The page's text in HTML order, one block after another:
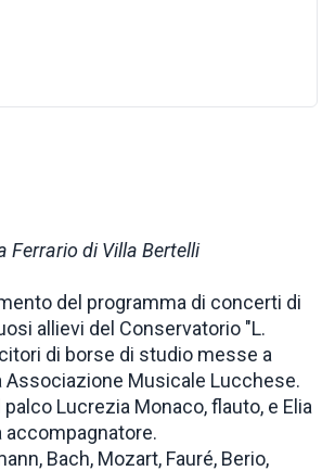
Ferrario di Villa Bertelli
del programma di concerti di
allievi del Conservatorio "L.
di borse di studio messe a
Associazione Musicale Lucchese.
Lucrezia Monaco, flauto, e Elia
accompagnatore.
Bach, Mozart, Fauré, Berio,